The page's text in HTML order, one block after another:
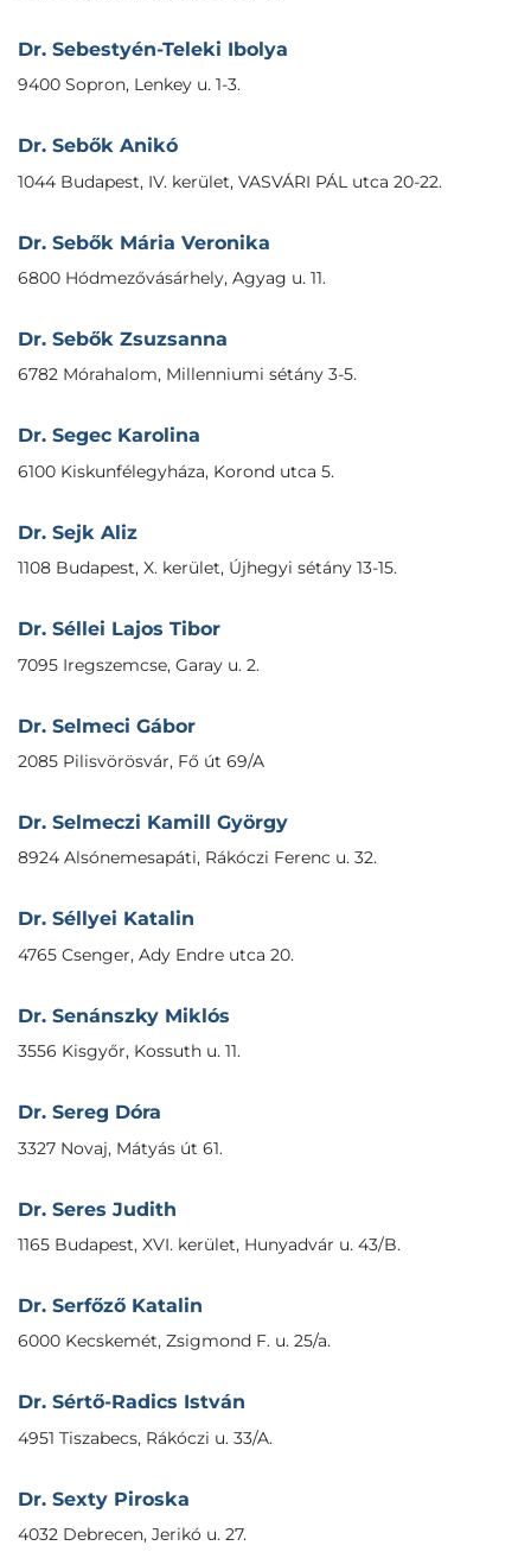
Dr. Sebestyén-Teleki Ibolya
9400 Sopron, Lenkey u. 1-3.
Dr. Sebők Anikó
1044 Budapest, IV. kerület, VASVÁRI PÁL utca 20-22.
Dr. Sebők Mária Veronika
6800 Hódmezővásárhely, Agyag u. 11.
Dr. Sebők Zsuzsanna
6782 Mórahalom, Millenniumi sétány 3-5.
Dr. Segec Karolina
6100 Kiskunfélegyháza, Korond utca 5.
Dr. Sejk Aliz
1108 Budapest, X. kerület, Újhegyi sétány 13-15.
Dr. Séllei Lajos Tibor
7095 Iregszemcse, Garay u. 2.
Dr. Selmeci Gábor
2085 Pilisvörösvár, Fő út 69/A
Dr. Selmeczi Kamill György
8924 Alsónemesapáti, Rákóczi Ferenc u. 32.
Dr. Séllyei Katalin
4765 Csenger, Ady Endre utca 20.
Dr. Senánszky Miklós
3556 Kisgyőr, Kossuth u. 11.
Dr. Sereg Dóra
3327 Novaj, Mátyás út 61.
Dr. Seres Judith
1165 Budapest, XVI. kerület, Hunyadvár u. 43/B.
Dr. Serfőző Katalin
6000 Kecskemét, Zsigmond F. u. 25/a.
Dr. Sértő-Radics István
4951 Tiszabecs, Rákóczi u. 33/A.
Dr. Sexty Piroska
4032 Debrecen, Jerikó u. 27.